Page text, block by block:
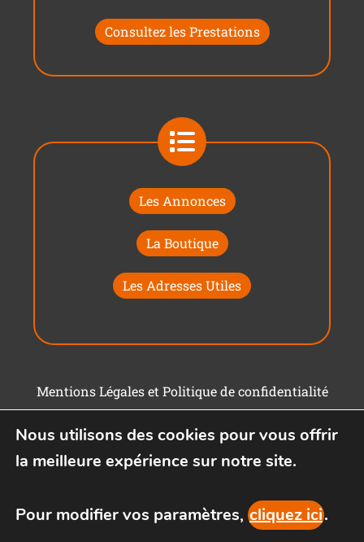
Consultez les Prestations
Les Annonces
La Boutique
Les Adresses Utiles
Mentions Légales et Politique de confidentialité
Nous utilisons des cookies pour vous offrir
la meilleure expérience sur notre site.
Pour modifier vos paramètres, cliquez ici.